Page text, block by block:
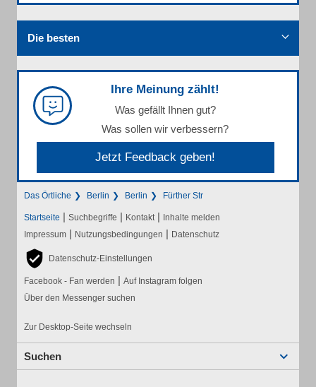
Die besten
Ihre Meinung zählt!
Was gefällt Ihnen gut?
Was sollen wir verbessern?
Jetzt Feedback geben!
Das Örtliche Berlin Berlin Fürther Str
Startseite | Suchbegriffe | Kontakt | Inhalte melden
Impressum | Nutzungsbedingungen | Datenschutz
Datenschutz-Einstellungen
Facebook - Fan werden | Auf Instagram folgen
Über den Messenger suchen
Zur Desktop-Seite wechseln
Suchen